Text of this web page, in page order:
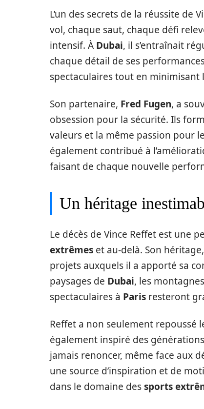
L’un des secrets de la réussite de
vol, chaque saut, chaque défi
intensif. À Dubai, il s’entraînait
chaque détail de ses
spectaculaires tout en minimisant
Son partenaire, Fred Fugen, a
obsession pour la sécurité. Ils
valeurs et la même passion pour
également contribué à
faisant de chaque nouvelle
Un héritage
Le décès de Vince Reffet est une
extrêmes et au-delà. Son
projets auxquels il a apporté sa
paysages de Dubai, les
spectaculaires à Paris resteront
Reffet a non seulement repoussé
également inspiré des
jamais renoncer, même face aux
une source d’inspiration et de
dans le domaine dessports